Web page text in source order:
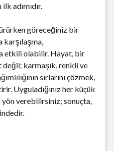
adımıdır.
göreceğiniz bir
karşılaşma,
etkili olabilir. Hayat, bir
karmaşık, renkli ve
sırlarını çözmek,
Uyguladığınız her küçük
yön verebilirsiniz; sonuçta,